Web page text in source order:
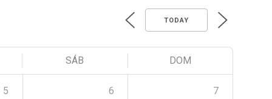
TODAY
SÁB DOM
5 6 7